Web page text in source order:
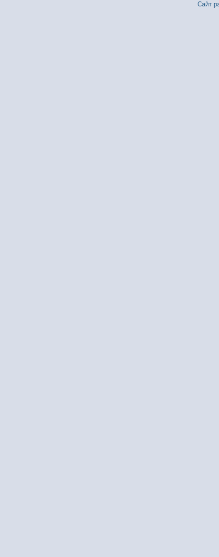
Сайт